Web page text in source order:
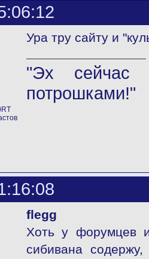
Ура тру сайту и
"Эх сейчас
потрошками!"
flegg
Хоть у форумцев
сибивана